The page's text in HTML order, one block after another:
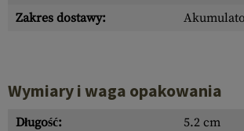
Zakres dostawy:
Wymiary i waga opakowania
Długość:
5.2 cm